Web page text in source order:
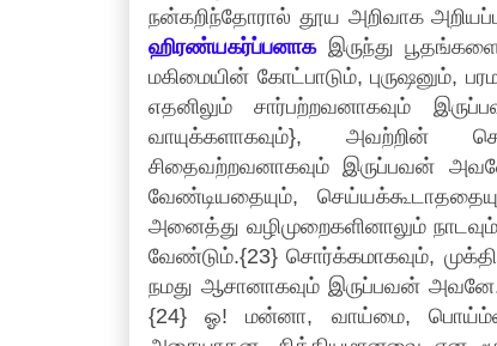
நன்கறிந்தோரால் தூய அறிவாக
ஹிரண்யகர்ப்பனாகஇருந்து
மகிமையின் கோட்பாடும், புருஷனும்,
எதனிலும் சார்பற்றவனாகவும்
வாயுக்களாகவும்}, அவற்றின்
சிதைவற்றவனாகவும் இருப்பவன்
வேண்டியதையும்,
அனைத்து வழிமுறைகளினாலும்
வேண்டும்.{23} சொர்க்கமாகவும்,
நமது ஆசானாகவும் இருப்பவன்
{24} ஓ! மன்னா, வாய்மை,